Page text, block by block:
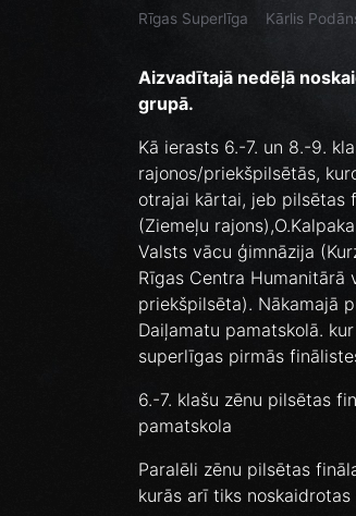
Rīgas Superlīga Kārlis
Aizvadītajā nedēļā
grupā.
Kā ierasts 6.-7. un 8.-9.
rajonos/priekšpilsētās,
otrajai kārtai, jeb pilsētas
(Ziemeļu
Valsts vācu ģimnāzija
Rīgas Centra Humanitārā
priekšpilsēta). Nākamajā
Daiļamatu pamatskolā.
superlīgas pirmās
6.-7. klašu zēnu pilsētas
pamatskola
Paralēli zēnu pilsētas
kurās arī tiks